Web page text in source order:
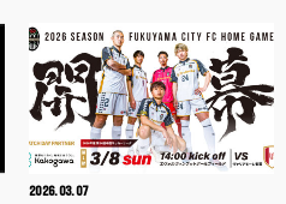
2026.03.07